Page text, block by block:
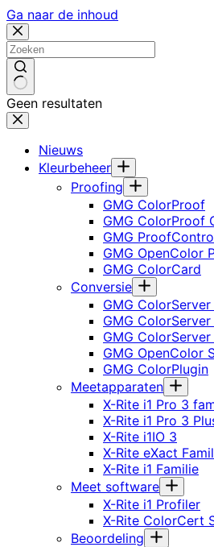
Ga naar de inhoud
Geen resultaten
Nieuws
Kleurbeheer
Proofing
GMG ColorProof
GMG ColorProof
GMG
GMG OpenColor
GMG ColorCard
Conversie
GMG
GMG
GMG
GMG OpenColor
GMG ColorPlugin
Meetapparaten
X-Rite i1 Pro 3
X-Rite i1 Pro 3
X-Rite i1IO 3
X-Rite eXact
X-Rite i1 Familie
Meet software
X-Rite i1 Profiler
X-Rite ColorCert
Beoordeling